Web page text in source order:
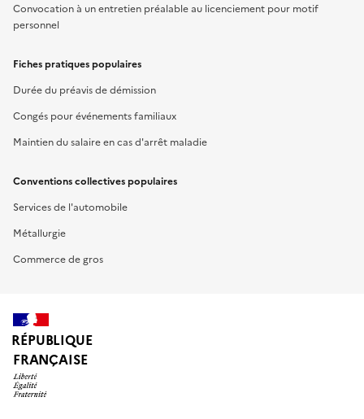
Convocation à un entretien préalable au licenciement pour motif
personnel
Fiches pratiques populaires
Durée du préavis de démission
Congés pour événements familiaux
Maintien du salaire en cas d'arrêt maladie
Conventions collectives populaires
Services de l'automobile
Métallurgie
Commerce de gros
RÉPUBLIQUE
FRANÇAISE